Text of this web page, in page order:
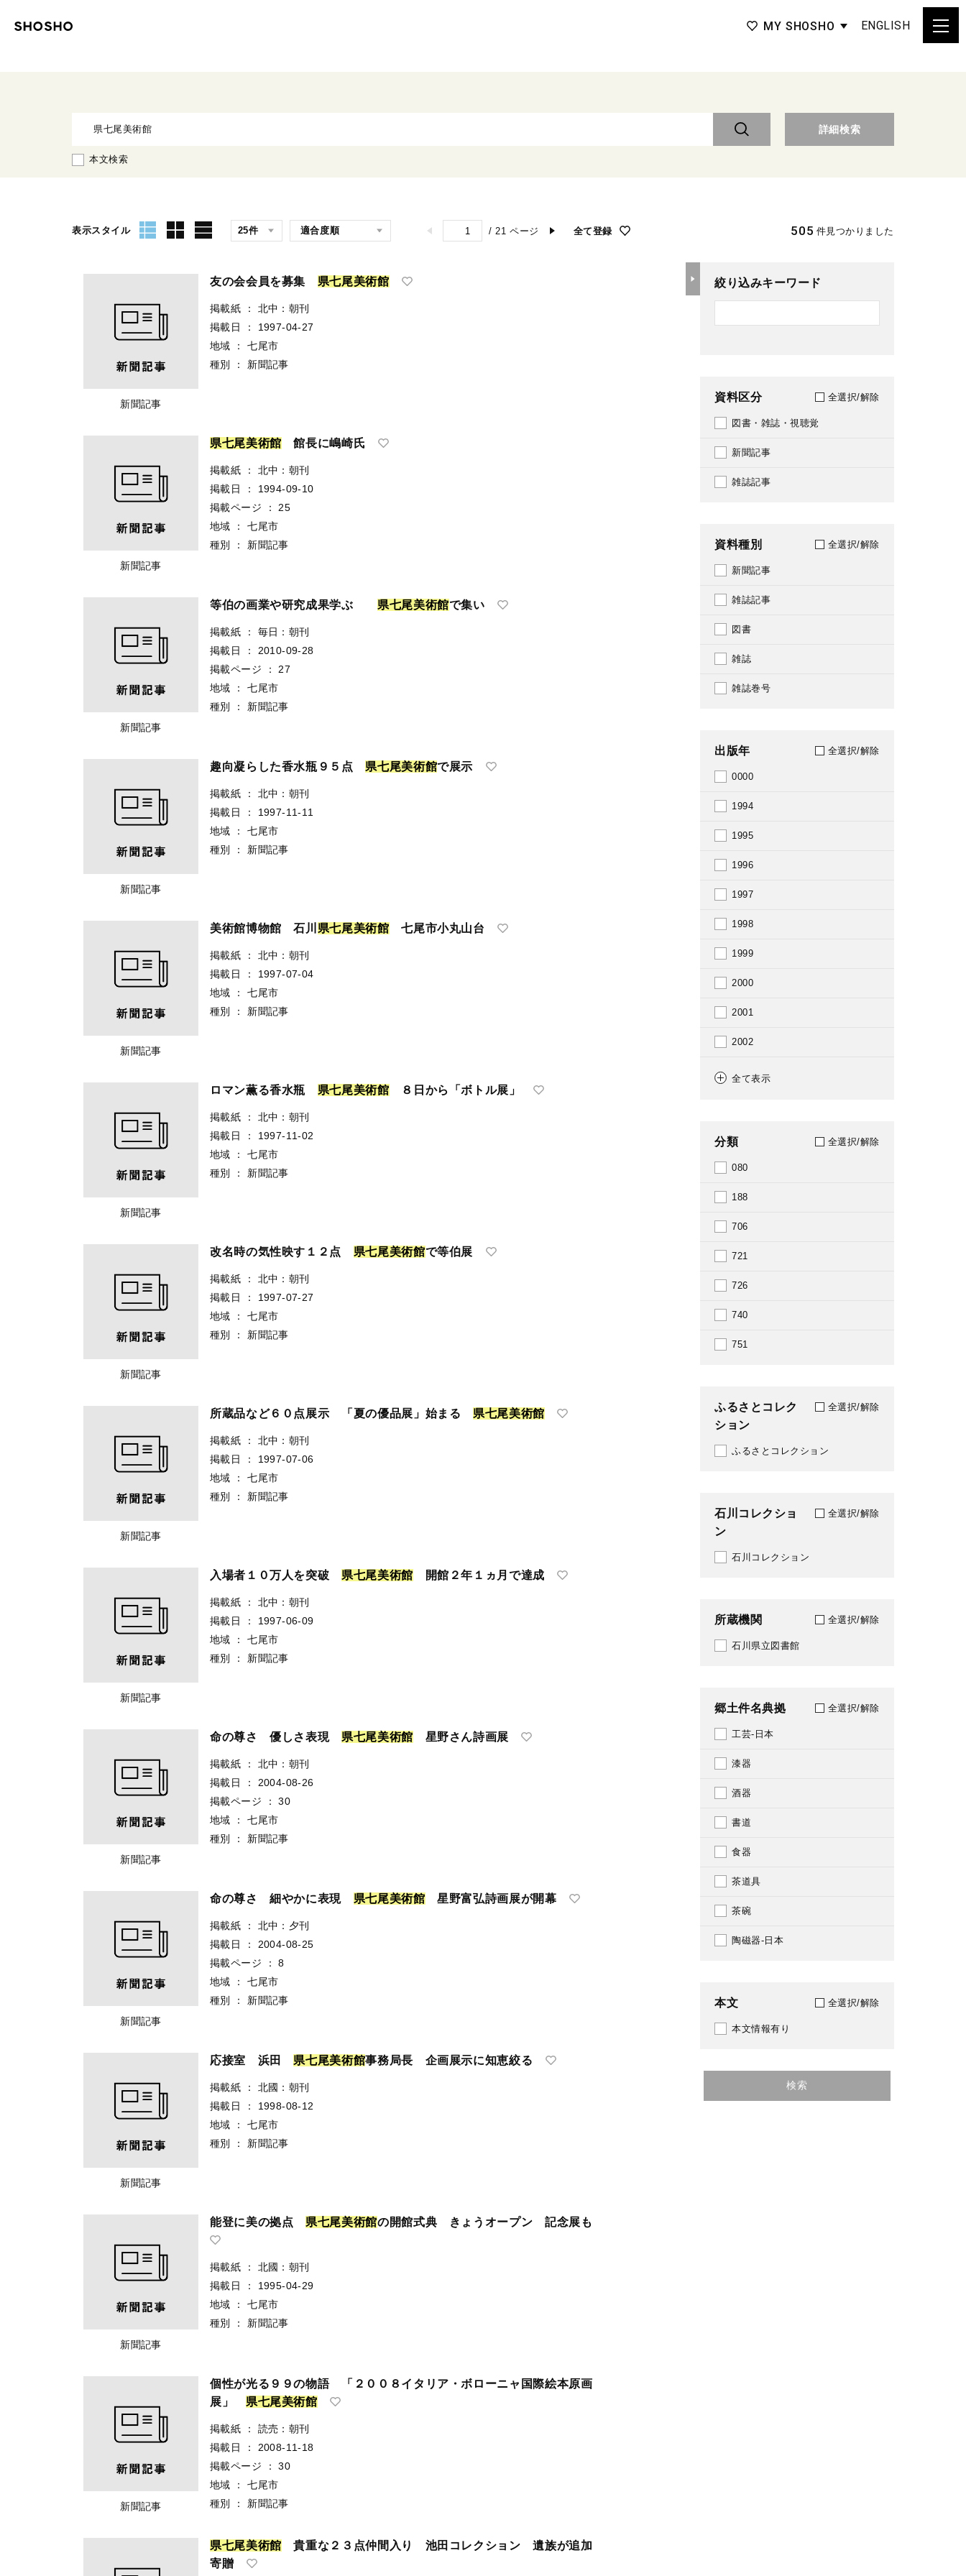
MY SHOSHO ENGLISH
詳細検索
本文検索
表示スタイル / 21 ページ 全て登録 505 件見つかりました
新聞記事
友の会会員を募集 県七尾美術館
掲載紙 ：
北中：朝刊
掲載日
：
1997-04-27
地域
：
七尾市
種別
： 新聞記事
新聞記事
県七尾美術館 館長に嶋崎氏
掲載紙 ：
北中：朝刊
掲載日
：
1994-09-10
掲載ページ
：
25
地域
：
七尾市
種別
： 新聞記事
新聞記事
等伯の画業や研究成果学ぶ 県七尾美術館で集い
掲載紙 ：
毎日：朝刊
掲載日
：
2010-09-28
掲載ページ
：
27
地域
：
七尾市
種別
： 新聞記事
新聞記事
趣向凝らした香水瓶９５点 県七尾美術館で展示
掲載紙 ：
北中：朝刊
掲載日
：
1997-11-11
地域
：
七尾市
種別
： 新聞記事
新聞記事
美術館博物館 石川 県七尾美術館 七尾市小丸山台
掲載紙 ：
北中：朝刊
掲載日
：
1997-07-04
地域
：
七尾市
種別
： 新聞記事
新聞記事
ロマン薫る香水瓶 県七尾美術館 ８日から「ボトル展」
掲載紙 ：
北中：朝刊
掲載日
：
1997-11-02
地域
：
七尾市
種別
： 新聞記事
新聞記事
改名時の気性映す１２点 県七尾美術館で等伯展
掲載紙 ：
北中：朝刊
掲載日
：
1997-07-27
地域
：
七尾市
種別
： 新聞記事
新聞記事
所蔵品など６０点展示 「夏の優品展」始まる 県七尾美術館
掲載紙 ：
北中：朝刊
掲載日
：
1997-07-06
地域
：
七尾市
種別
： 新聞記事
新聞記事
入場者１０万人を突破 県七尾美術館 開館２年１ヵ月で達成
掲載紙 ：
北中：朝刊
掲載日
：
1997-06-09
地域
：
七尾市
種別
： 新聞記事
新聞記事
命の尊さ 優しさ表現 県七尾美術館 星野さん詩画展
掲載紙 ：
北中：朝刊
掲載日
：
2004-08-26
掲載ページ
：
30
地域
：
七尾市
種別
： 新聞記事
新聞記事
命の尊さ 細やかに表現 県七尾美術館 星野富弘詩画展が開幕
掲載紙 ：
北中：夕刊
掲載日
：
2004-08-25
掲載ページ
：
8
地域
：
七尾市
種別
： 新聞記事
新聞記事
応接室 浜田 県七尾美術館事務局長 企画展示に知恵絞る
掲載紙 ：
北國：朝刊
掲載日
：
1998-08-12
地域
：
七尾市
種別
： 新聞記事
新聞記事
能登に美の拠点 県七尾美術館の開館式典 きょうオープン 記念展も
掲載紙 ：
北國：朝刊
掲載日
：
1995-04-29
地域
：
七尾市
種別
： 新聞記事
新聞記事
個性が光る９９の物語 「２００８イタリア・ボローニャ国際絵本原画
展」 県七尾美術館
掲載紙 ：
読売：朝刊
掲載日
：
2008-11-18
掲載ページ
：
30
地域
：
七尾市
種別
： 新聞記事
県七尾美術館 貴重な２３点仲間入り 池田コレクション 遺族が追加
寄贈
絞り込みキーワード
資料区分 全選択/解除
図書・雑誌・視聴覚
新聞記事
雑誌記事
資料種別 全選択/解除
新聞記事
雑誌記事
図書
雑誌
雑誌巻号
出版年 全選択/解除
0000
1994
1995
1996
1997
1998
1999
2000
2001
2002
2003
2015
2016
2018
全て表示
分類 全選択/解除
080
188
706
721
726
740
751
ふるさとコレク
ション
全選択/解除
ふるさとコレクション
石川コレクショ
ン
全選択/解除
石川コレクション
所蔵機関 全選択/解除
石川県立図書館
郷土件名典拠 全選択/解除
工芸-日本
漆器
酒器
書道
食器
茶道具
茶碗
陶磁器-日本
本文 全選択/解除
本文情報有り
検索